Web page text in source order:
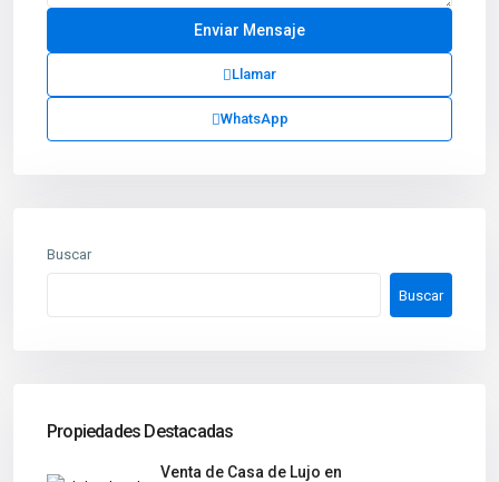
Llamar
WhatsApp
Buscar
Buscar
Propiedades Destacadas
Venta de Casa de Lujo en